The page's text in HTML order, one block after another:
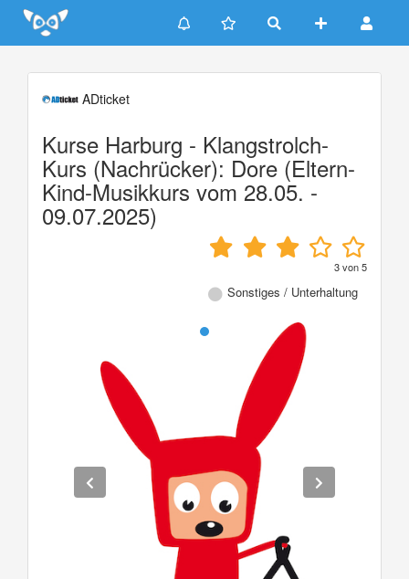
Update cookies preferences
ADticket
Kurse Harburg - Klangstrolch-
Kurs (Nachrücker): Dore (Eltern-
Kind-Musikkurs vom 28.05. -
09.07.2025)
3von5
Sonstiges / Unterhaltung